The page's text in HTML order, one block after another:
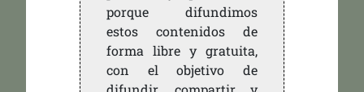
porque difundimos
estos contenidos de
forma libre y gratuita,
con el objetivo de